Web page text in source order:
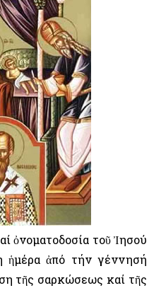
ὀνοματοδοσία τοῦ Ἰησού
ἡμέρα ἀπό τήν γέννησή
τῆς σαρκώσεως καί τῆς